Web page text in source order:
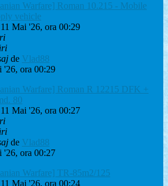
Warfare] Roman 10.215 - Mobile
vehicle
Mai '26, ora 00:29
de Vlad88
'26, ora 00:29
Warfare] Roman R 12215 DFK +
80
Mai '26, ora 00:27
de Vlad88
'26, ora 00:27
Warfare] TR-85m2/125
Mai '26, ora 00:24